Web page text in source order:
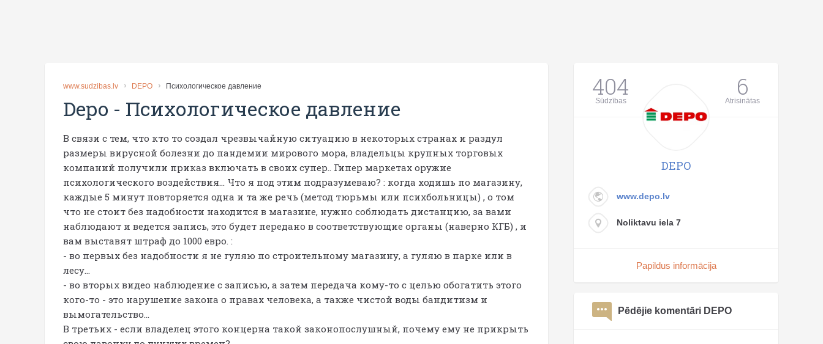
www.sudzibas.lv DEPO Психологическое давление
Depo - Психологическое давление
В связи с тем, что кто то создал чрезвычайную ситуацию в некоторых странах и раздул
размеры вирусной болезни до пандемии мирового мора, владельцы крупных торговых
компаний получили приказ включать в своих супер.. Гипер маркетах оружие
психологического воздействия... Что я под этим подразумеваю? : когда ходишь по магазину,
каждые 5 минут повторяется одна и та же речь (метод тюрьмы или психбольницы) , о том
что не стоит без надобности находится в магазине, нужно соблюдать дистанцию, за вами
наблюдают и ведется запись, это будет передано в соответствующие органы (наверно КГБ) , и
вам выставят штраф до 1000 евро. :
- во первых без надобности я не гуляю по строительному магазину, а гуляю в парке или в
лесу...
- во вторых видео наблюдение с записью, а затем передача кому-то с целью обогатить этого
кого-то - это нарушение закона о правах человека, а также чистой воды бандитизм и
вымогательство...
В третьих - если владелец этого концерна такой законопослушный, почему ему не прикрыть
404
Sūdzības 6
Atrisinātas
DEPO
www.depo.lv
Noliktavu iela 7
Papildus informācija
Pēdējie komentāri DEPO